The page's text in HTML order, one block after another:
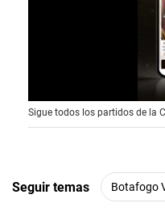
0
o
f
e
c
Sigue todos los partidos de la
Seguir temas Botafogo